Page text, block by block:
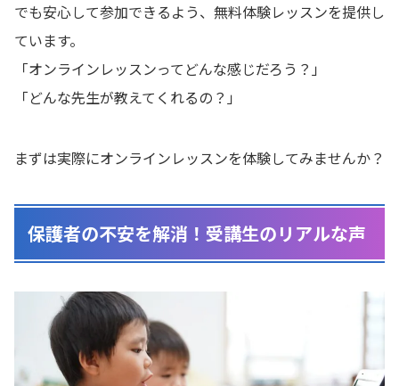
でも安心して参加できるよう、無料体験レッスンを提供し
ています。
「オンラインレッスンってどんな感じだろう？」
「どんな先生が教えてくれるの？」
まずは実際にオンラインレッスンを体験してみませんか？
保護者の不安を解消！受講生のリアルな声